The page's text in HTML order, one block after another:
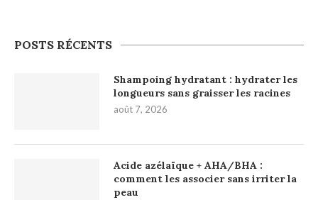
POSTS RÉCENTS
Shampoing hydratant : hydrater les
longueurs sans graisser les racines
août 7, 2026
Acide azélaïque + AHA/BHA :
comment les associer sans irriter la
peau